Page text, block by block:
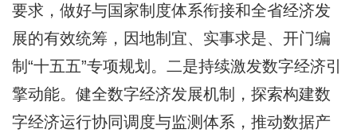
要求，做好与国家制度体系衔接和全省经济发
展的有效统筹，因地制宜、实事求是、开门编
制“十五五”专项规划。二是持续激发数字经济引
擎动能。健全数字经济发展机制，探索构建数
字经济运行协同调度与监测体系，推动数据产